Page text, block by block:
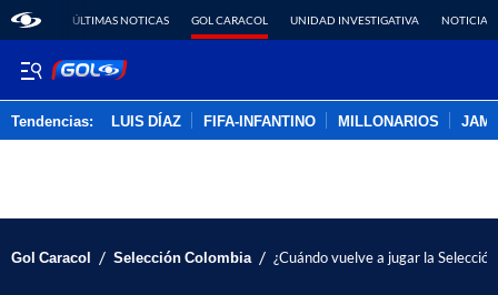
ÚLTIMAS NOTICAS GOL CARACOL UNIDAD INVESTIGATIVA NOTICIAS
Tendencias: LUIS DÍAZ FIFA-INFANTINO MILLONARIOS
Gol Caracol / Selección Colombia / ¿Cuándo vuelve a jugar la